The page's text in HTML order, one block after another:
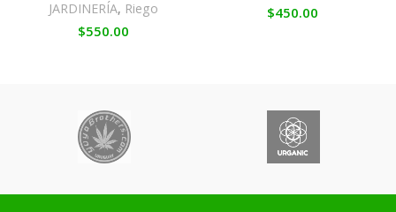
JARDINERÍA, Riego
$550.00
$450.00